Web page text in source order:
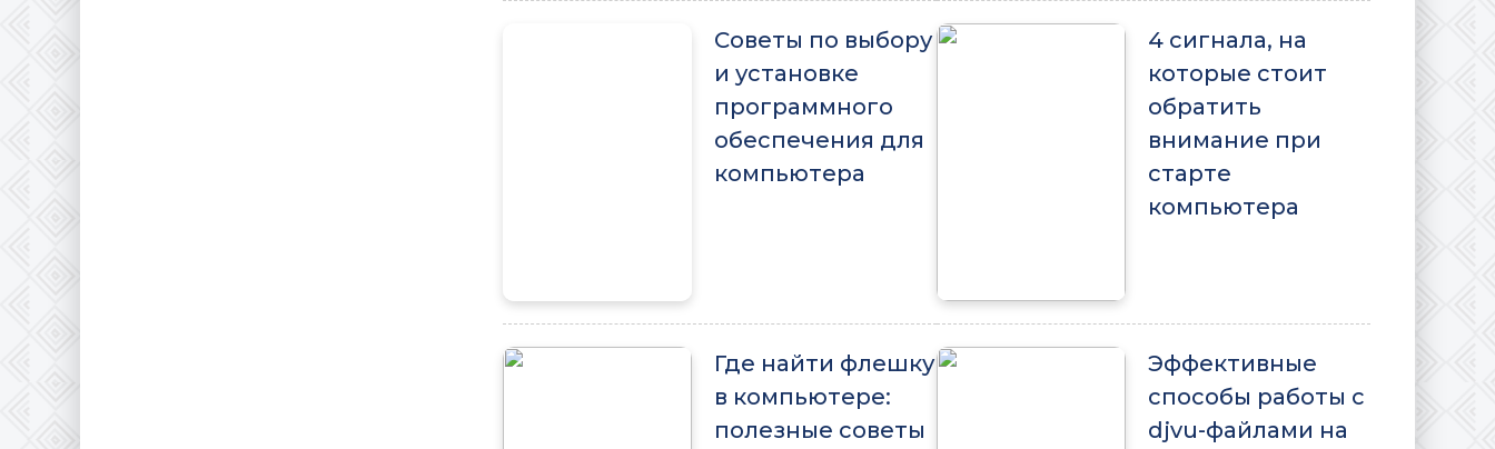
Советы по выбору
и установке
программного
обеспечения для
компьютера
4 сигнала, на
которые стоит
обратить
внимание при
старте
компьютера
Где найти флешку
в компьютере:
полезные советы
Эффективные
способы работы с
djvu-файлами на